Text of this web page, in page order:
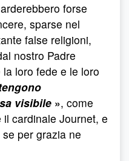
forse
sparse nel
false religioni,
nostro Padre
loro fede e le loro
visibile », come
cardinale Journet, e
per grazia ne